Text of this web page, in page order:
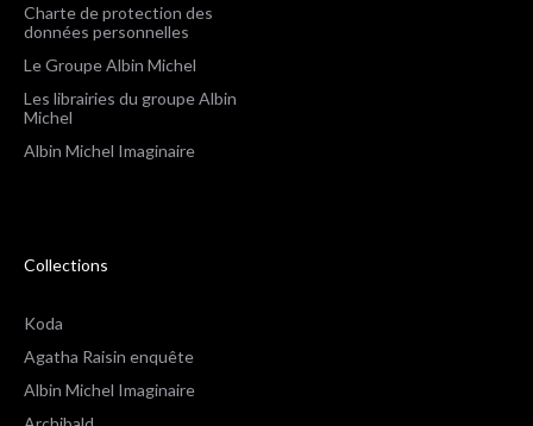
Charte de protection des
données personnelles
Le Groupe Albin Michel
Les librairies du groupe Albin
Michel
Albin Michel Imaginaire
Collections
Koda
Agatha Raisin enquête
Albin Michel Imaginaire